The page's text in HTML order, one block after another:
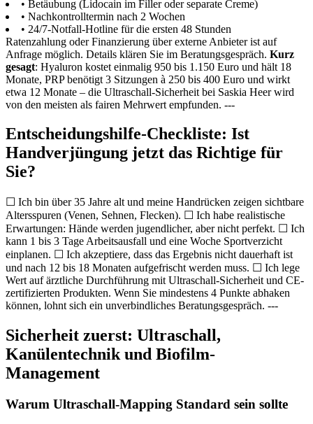
• Betäubung (Lidocain im Filler oder separate Creme)
• Nachkontrolltermin nach 2 Wochen
• 24/7-Notfall-Hotline für die ersten 48 Stunden
Ratenzahlung oder Finanzierung über externe Anbieter ist auf
Anfrage möglich. Details klären Sie im Beratungsgespräch. Kurz
gesagt: Hyaluron kostet einmalig 950 bis 1.150 Euro und hält 18
Monate, PRP benötigt 3 Sitzungen à 250 bis 400 Euro und wirkt
etwa 12 Monate – die Ultraschall-Sicherheit bei Saskia Heer wird
von den meisten als fairen Mehrwert empfunden. ---
Entscheidungshilfe-Checkliste: Ist
Handverjüngung jetzt das Richtige für
Sie?
☐ Ich bin über 35 Jahre alt und meine Handrücken zeigen sichtbare
Altersspuren (Venen, Sehnen, Flecken). ☐ Ich habe realistische
Erwartungen: Hände werden jugendlicher, aber nicht perfekt. ☐ Ich
kann 1 bis 3 Tage Arbeitsausfall und eine Woche Sportverzicht
einplanen. ☐ Ich akzeptiere, dass das Ergebnis nicht dauerhaft ist
und nach 12 bis 18 Monaten aufgefrischt werden muss. ☐ Ich lege
Wert auf ärztliche Durchführung mit Ultraschall-Sicherheit und CE-
zertifizierten Produkten. Wenn Sie mindestens 4 Punkte abhaken
können, lohnt sich ein unverbindliches Beratungsgespräch. ---
Sicherheit zuerst: Ultraschall,
Kanülentechnik und Biofilm-
Management
Warum Ultraschall-Mapping Standard sein sollte